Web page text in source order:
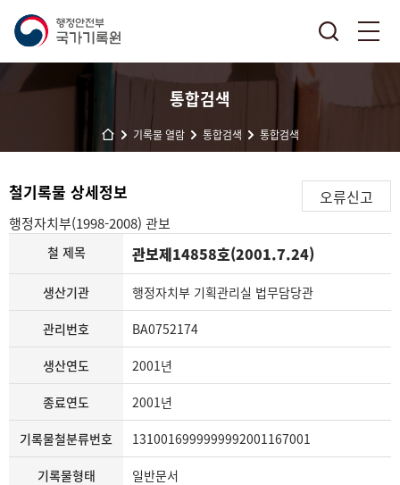
통합검색
기록물 열람 통합검색 통합검색
철기록물 상세정보 오류신고
행정자치부(1998-2008) 관보
철 제목 관보제14858호(2001.7.24)
생산기관 행정자치부 기획관리실 법무담당관
관리번호 BA0752174
생산연도 2001년
종료연도 2001년
기록물철분류번호 1310016999999992001167001
기록물형태 일반문서